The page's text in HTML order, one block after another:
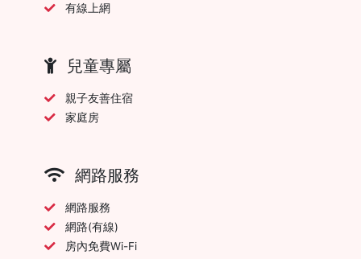
有線上網
兒童專屬
親子友善住宿
家庭房
網路服務
網路服務
網路(有線)
房內免費Wi-Fi